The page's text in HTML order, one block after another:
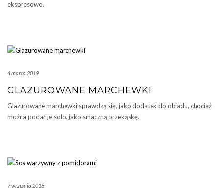
ekspresowo.
4 marca 2019
GLAZUROWANE MARCHEWKI
Glazurowane marchewki sprawdzą się, jako dodatek do obiadu, chociaż
można podać je solo, jako smaczną przekąskę.
7 września 2018